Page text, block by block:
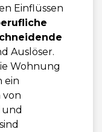
Einflüssen
Auslöser.
Wohnung
ein
von